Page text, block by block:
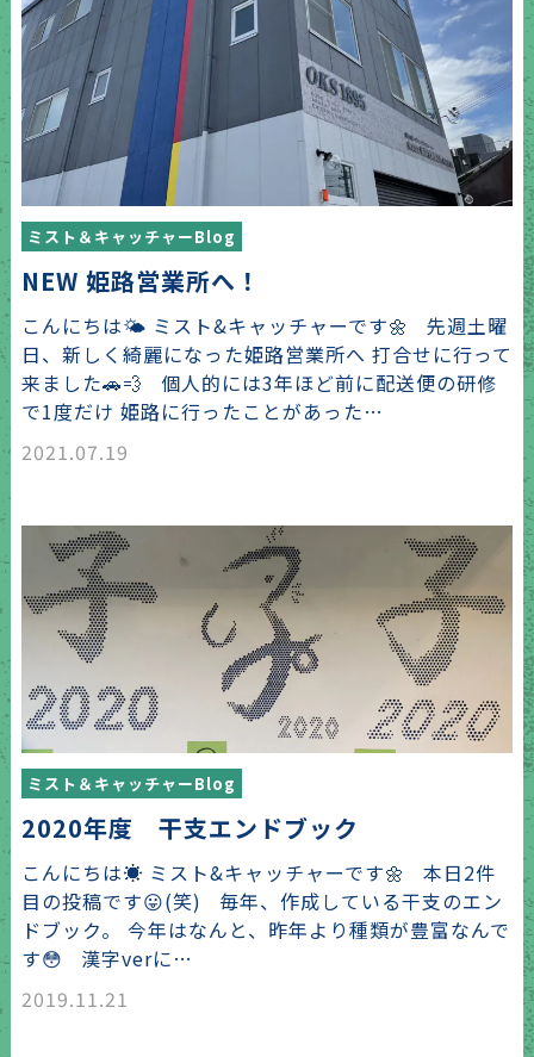
ミスト＆キャッチャーBlog
NEW 姫路営業所へ！
こんにちは🌤 ミスト&キャッチャーです🌼 先週土曜
日、新しく綺麗になった姫路営業所へ 打合せに行って
来ました🚗💨 個人的には3年ほど前に配送便の研修
で1度だけ 姫路に行ったことがあった…
2021.07.19
ミスト＆キャッチャーBlog
2020年度 干支エンドブック
こんにちは☀️ ミスト&キャッチャーです🌼 本日2件
目の投稿です😛(笑) 毎年、作成している干支のエン
ドブック。 今年はなんと、昨年より種類が豊富なんで
す😳 漢字verに…
2019.11.21